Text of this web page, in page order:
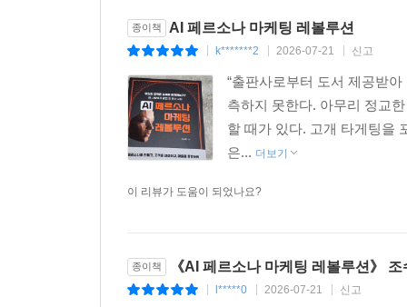
에필로그 - 시작은 작게, 임팩트는 크게 334
이 책 전체의 여정을 돌아보며 335
참고문헌 337
감사의 글 344
종이책 AI 페르소나 마케팅 레볼루션
k*******2 2026-07-21 신고
“출판사로부터 도서 제공받
측하지 못한다. 아무리 정교
할 때가 있다. 고개 타게팅을
은... 더보기
이 리뷰가 도움이 되었나요?
종이책 《AI 페르소나 마케팅 레볼루션》 조
l*****0 2026-07-21 신고